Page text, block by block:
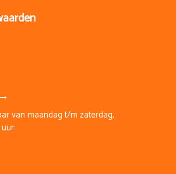
van maandag t/m zaterdag,